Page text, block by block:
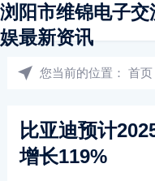
浏阳市维锦电子
娱最新资讯
您当前的位置： 首页
比亚迪预计
增长119%